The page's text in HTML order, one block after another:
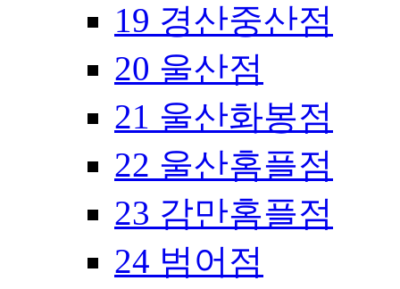
19 경산중산점
20 울산점
21 울산화봉점
22 울산홈플점
23 감만홈플점
24 범어점